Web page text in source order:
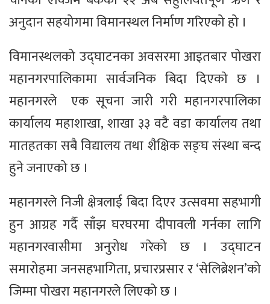
अनुदान सहयोगमा विमानस्थल निर्माण गरिएको हो ।
विमानस्थलको उद्घाटनका अवसरमा आइतबार पोखरा
महानगरपालिकामा सार्वजनिक बिदा दिएकाे छ ।
महानगरले एक सूचना जारी गरी महानगरपालिका
कार्यालय महाशाखा, शाखा ३३ वटै वडा कार्यालय तथा
मातहतका सबै विद्यालय तथा शैक्षिक सङ्घ संस्था बन्द
हुने जनाएको छ ।
महानगरले निजी क्षेत्रलाई बिदा दिएर उत्सवमा सहभागी
हुन आग्रह गर्दै साँझ घरघरमा दीपावली गर्नका लागि
महानगरवासीमा अनुरोध गरेको छ । उद्घाटन
समारोहमा जनसहभागिता, प्रचारप्रसार र ‘सेलिब्रेशन’को
जिम्मा पाेखरा महानगरले लिएको छ ।